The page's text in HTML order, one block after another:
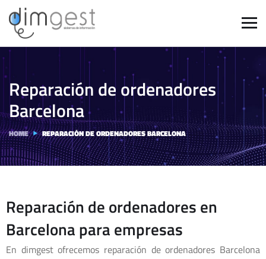
Reparación de ordenadores
Barcelona
HOME REPARACIÓN DE ORDENADORES BARCELONA
Reparación de ordenadores en
Barcelona para empresas
En dimgest ofrecemos reparación de ordenadores Barcelona